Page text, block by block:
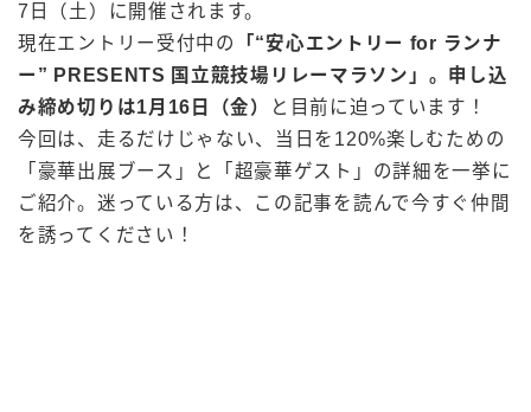
7日（土）に開催されます。
現在エントリー受付中の
「“安心エントリー for ランナ
ー” PRESENTS 国立競技場リレーマラソン」。申し込
み締め切りは1月16日（金）
と目前に迫っています！
今回は、走るだけじゃない、当日を120%楽しむための
「豪華出展ブース」と「超豪華ゲスト」の詳細を一挙に
ご紹介。迷っている方は、この記事を読んで今すぐ仲間
を誘ってください！